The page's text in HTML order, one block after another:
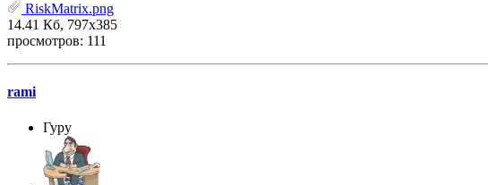
RiskMatrix.png
14.41 Кб, 797x385
просмотров: 111
rami
Гуру